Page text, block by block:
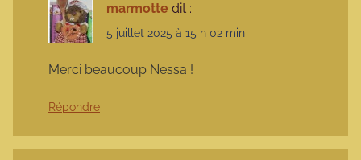
marmotte dit :
5 juillet 2025 à 15 h 02 min
Merci beaucoup Nessa !
Répondre